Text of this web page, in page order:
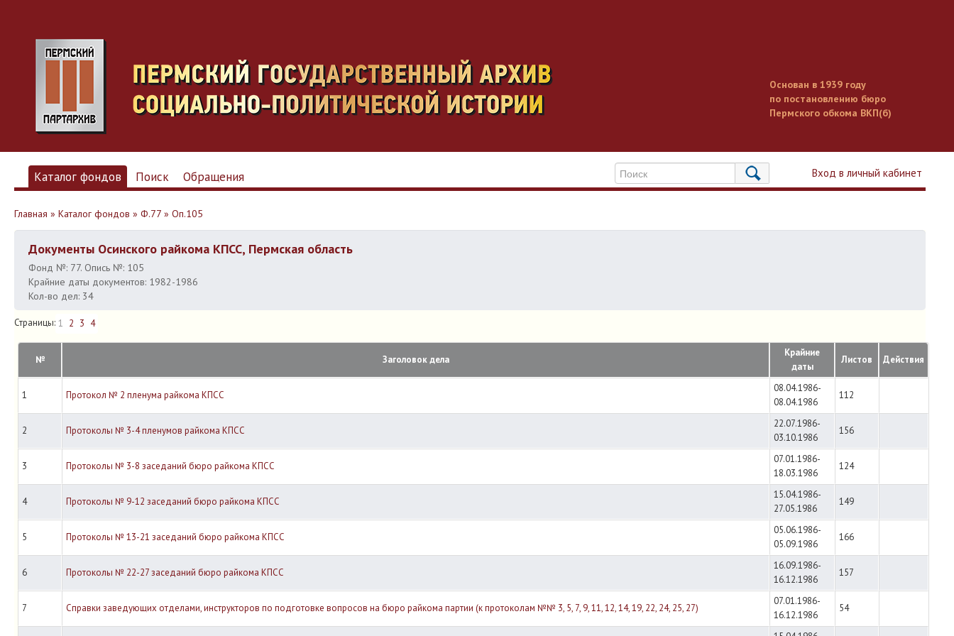
Основан в 1939 году
по постановлению бюро
Пермского обкома ВКП(б)
Вход в личный кабинет
Каталог фондов Поиск Обращения
Главная » Каталог фондов » Ф.77 » Оп.105
Документы Осинского райкома КПСС, Пермская область
Фонд №: 77. Опись №: 105
Крайние даты документов: 1982-1986
Кол-во дел: 34
Страницы: 1 2 3 4
№ Заголовок дела
Крайние
даты
Листов Действия
1 Протокол № 2 пленума райкома КПСС
08.04.1986-
08.04.1986
112
2 Протоколы № 3-4 пленумов райкома КПСС
22.07.1986-
03.10.1986
156
3 Протоколы № 3-8 заседаний бюро райкома КПСС
07.01.1986-
18.03.1986
124
4 Протоколы № 9-12 заседаний бюро райкома КПСС
15.04.1986-
27.05.1986
149
5 Протоколы № 13-21 заседаний бюро райкома КПСС
05.06.1986-
05.09.1986
166
6 Протоколы № 22-27 заседаний бюро райкома КПСС
16.09.1986-
16.12.1986
157
7 Справки заведующих отделами, инструкторов по подготовке вопросов на бюро райкома партии (к протоколам №№ 3, 5, 7, 9, 11, 12, 14, 19, 22, 24, 25, 27)
07.01.1986-
16.12.1986
54